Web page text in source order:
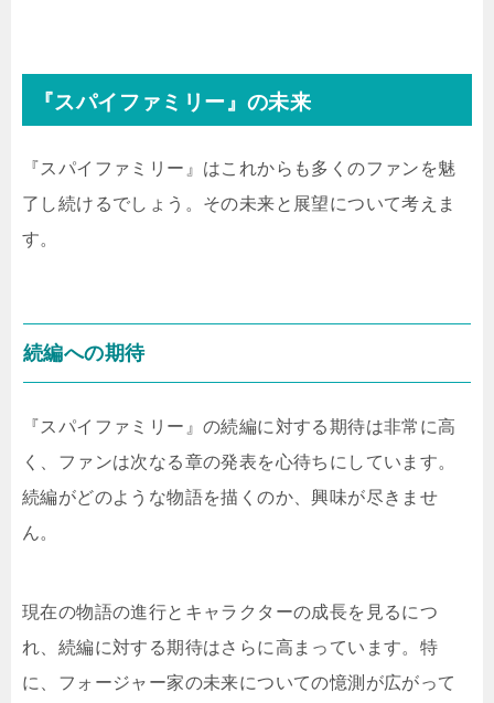
『スパイファミリー』の未来
『スパイファミリー』はこれからも多くのファンを魅
了し続けるでしょう。その未来と展望について考えま
す。
続編への期待
『スパイファミリー』の続編に対する期待は非常に高
く、ファンは次なる章の発表を心待ちにしています。
続編がどのような物語を描くのか、興味が尽きませ
ん。
現在の物語の進行とキャラクターの成長を見るにつ
れ、続編に対する期待はさらに高まっています。特
に、フォージャー家の未来についての憶測が広がって